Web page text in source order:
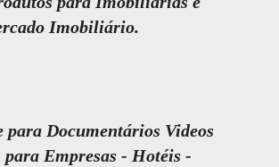
Imobiliário.
para Documentários Videos
Empresas - Hotéis -